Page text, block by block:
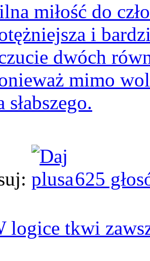
miłość do
i
dwóch
mimo
słabszego.
625
logice tkwi